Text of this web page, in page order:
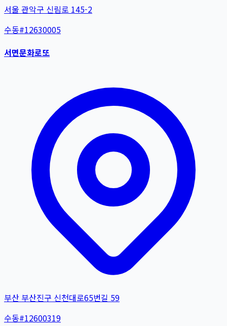
서울 관악구 신림로 145-2
수동#12630005
서면문화로또
부산 부산진구 신천대로65번길 59
수동#12600319